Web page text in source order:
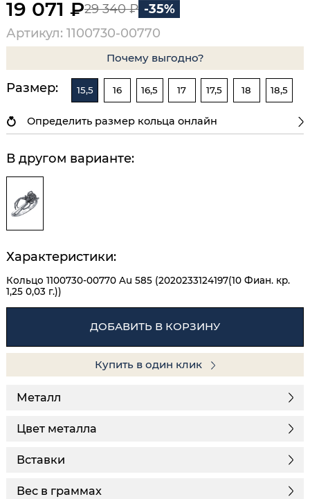
19 071 ₽29 340 ₽ -35%
Артикул: 1100730-00770
Почему выгодно?
Размер: 15,5 16 16,5 17 17,5 18 18,5
Определить размер кольца онлайн
В другом варианте:
Характеристики:
Кольцо 1100730-00770 Au 585 (2020233124197(10 Фиан. кр.
1,25 0,03 г.))
ДОБАВИТЬ В КОРЗИНУ
Купить в один клик
Металл
Цвет металла
Вставки
Вес в граммах